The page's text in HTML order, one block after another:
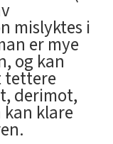
mislyktes i
er mye
og kan
tettere
derimot,
klare